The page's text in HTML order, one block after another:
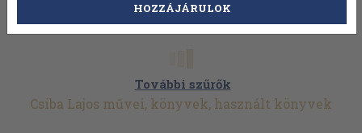
További szűrők
Csiba Lajos művei, könyvek, használt könyvek
HOZZÁJÁRULOK